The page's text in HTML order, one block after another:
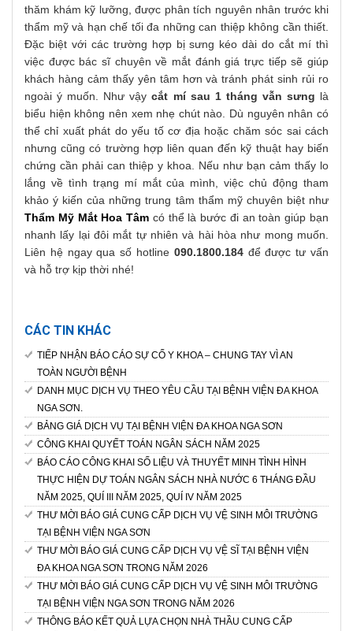
thăm khám kỹ lưỡng, được phân tích nguyên nhân trước khi
thẩm mỹ và hạn chế tối đa những can thiệp không cần thiết.
Đặc biệt với các trường hợp bị sưng kéo dài do cắt mí thì
việc được bác sĩ chuyên về mắt đánh giá trực tiếp sẽ giúp
khách hàng cảm thấy yên tâm hơn và tránh phát sinh rủi ro
ngoài ý muốn.
Như vậycắt mí sau 1 tháng vẫn sưng là
biểu hiện không nên xem nhẹ chút nào. Dù nguyên nhân có
thể chỉ xuất phát do yếu tố cơ địa hoặc chăm sóc sai cách
nhưng cũng có trường hợp liên quan đến kỹ thuật hay biến
chứng cần phải can thiệp y khoa.
Nếu như bạn cảm thấy lo
lắng về tình trạng mí mắt của mình, việc chủ động tham
khảo ý kiến của những trung tâm thẩm mỹ chuyên biệt như
Thẩm Mỹ Mắt Hoa Tâm có thể là bước đi an toàn giúp bạn
nhanh lấy lại đôi mắt tự nhiên và hài hòa như mong muốn.
Liên hệ ngay qua số hotline 090.1800.184để được tư vấn
và hỗ trợ kịp thời nhé!
CÁC TIN KHÁC
TIẾP NHẬN BÁO CÁO SỰ CỐ Y KHOA – CHUNG TAY VÌ AN
TOÀN NGƯỜI BỆNH
DANH MỤC DỊCH VỤ THEO YÊU CẦU TẠI BỆNH VIỆN ĐA KHOA
NGA SƠN.
BẢNG GIÁ DỊCH VỤ TẠI BỆNH VIỆN ĐA KHOA NGA SƠN
CÔNG KHAI QUYẾT TOÁN NGÂN SÁCH NĂM 2025
BÁO CÁO CÔNG KHAI SỐ LIỆU VÀ THUYẾT MINH TÌNH HÌNH
THỰC HIỆN DỰ TOÁN NGÂN SÁCH NHÀ NƯỚC 6 THÁNG ĐẦU
NĂM 2025, QUÍ III NĂM 2025, QUÍ IV NĂM 2025
THƯ MỜI BÁO GIÁ CUNG CẤP DỊCH VỤ VỆ SINH MÔI TRƯỜNG
TẠI BỆNH VIỆN NGA SƠN
THƯ MỜI BÁO GIÁ CUNG CẤP DỊCH VỤ VỆ SĨ TẠI BỆNH VIỆN
ĐA KHOA NGA SƠN TRONG NĂM 2026
THƯ MỜI BÁO GIÁ CUNG CẤP DỊCH VỤ VỆ SINH MÔI TRƯỜNG
TẠI BỆNH VIỆN NGA SƠN TRONG NĂM 2026
THÔNG BÁO KẾT QUẢ LỰA CHỌN NHÀ THẦU CUNG CẤP